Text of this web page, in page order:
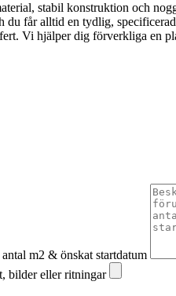
stabil konstruktion och
du får alltid en tydlig,
Vi hjälper dig förverkliga en
m2 & önskat startdatum
bilder eller ritningar